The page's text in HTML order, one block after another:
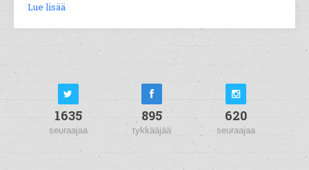
Lue lisää
1635
seuraajaa
895
tykkääjää
620
seuraajaa